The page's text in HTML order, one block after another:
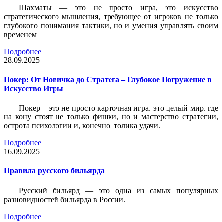
Шахматы — это не просто игра, это искусство
стратегического мышления, требующее от игроков не только
глубокого понимания тактики, но и умения управлять своим
временем
Подробнее
28.09.2025
Покер: От Новичка до Стратега – Глубокое Погружение в
Искусство Игры
Покер – это не просто карточная игра, это целый мир, где
на кону стоят не только фишки, но и мастерство стратегии,
острота психологии и, конечно, толика удачи.
Подробнее
16.09.2025
Правила русского бильярда
Русский бильярд — это одна из самых популярных
разновидностей бильярда в России.
Подробнее